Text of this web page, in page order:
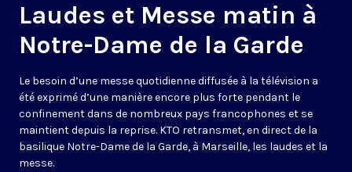
Laudes et Messe matin à
Notre-Dame de la Garde
Le besoin d’une messe quotidienne diffusée à la télévision a
été exprimé d’une manière encore plus forte pendant le
confinement dans de nombreux pays francophones et se
maintient depuis la reprise. KTO retransmet, en direct de la
basilique Notre-Dame de la Garde, à Marseille, les laudes et la
messe.